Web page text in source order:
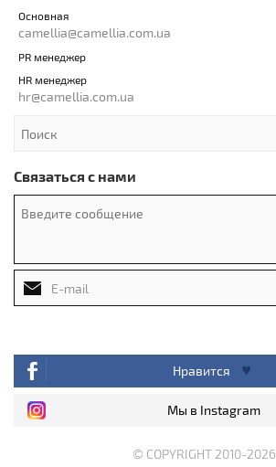
Основная
camellia@camellia.com.ua
PR менеджер
HR менеджер
hr@camellia.com.ua
Связаться с нами
Нравится
Мы в Instagram
© COPYRIGHT 2010-2026